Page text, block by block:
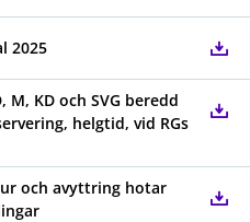
2025
KD och SVG beredd
helgtid, vid RGs
och avyttring hotar